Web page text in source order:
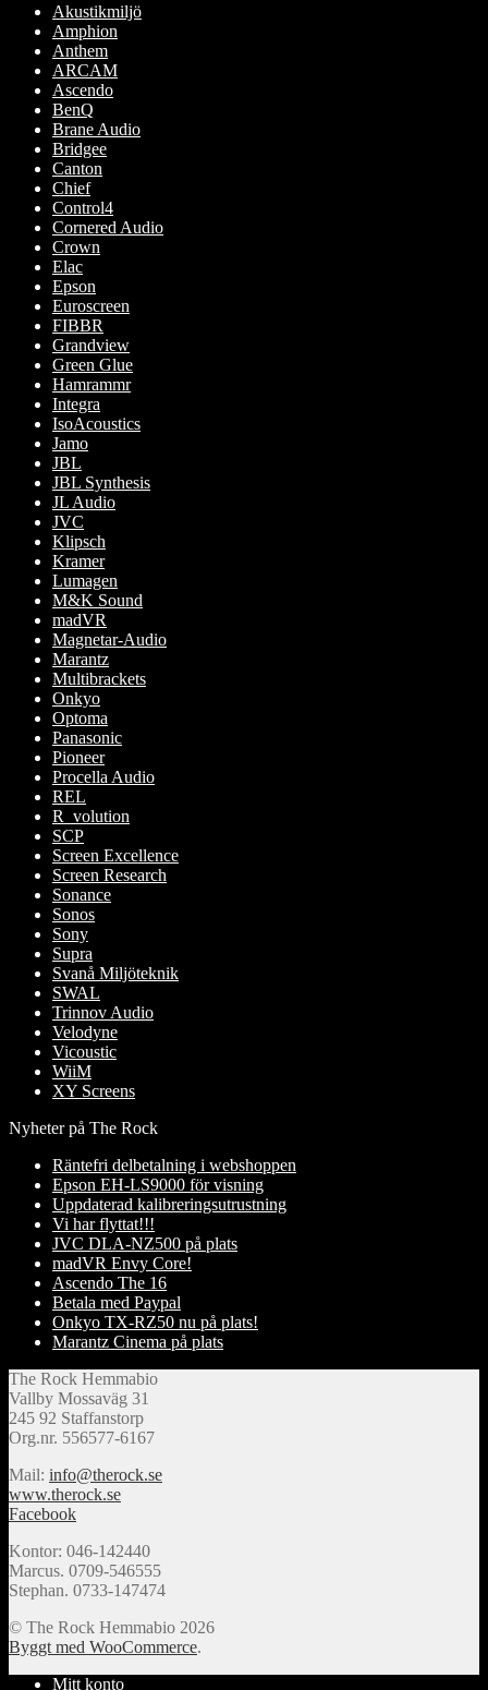
Akustikmiljö
Amphion
Anthem
ARCAM
Ascendo
BenQ
Brane Audio
Bridgee
Canton
Chief
Control4
Cornered Audio
Crown
Elac
Epson
Euroscreen
FIBBR
Grandview
Green Glue
Hamrammr
Integra
IsoAcoustics
Jamo
JBL
JBL Synthesis
JL Audio
JVC
Klipsch
Kramer
Lumagen
M&K Sound
madVR
Magnetar-Audio
Marantz
Multibrackets
Onkyo
Optoma
Panasonic
Pioneer
Procella Audio
REL
R_volution
SCP
Screen Excellence
Screen Research
Sonance
Sonos
Sony
Supra
Svanå Miljöteknik
SWAL
Trinnov Audio
Velodyne
Vicoustic
WiiM
XY Screens
Nyheter på The Rock
Räntefri delbetalning i webshoppen
Epson EH-LS9000 för visning
Uppdaterad kalibreringsutrustning
Vi har flyttat!!!
JVC DLA-NZ500 på plats
madVR Envy Core!
Ascendo The 16
Betala med Paypal
Onkyo TX-RZ50 nu på plats!
Marantz Cinema på plats
The Rock Hemmabio
Vallby Mossaväg 31
245 92 Staffanstorp
Org.nr. 556577-6167
Mail: info@therock.se
www.therock.se
Facebook
Kontor: 046-142440
Marcus. 0709-546555
Stephan. 0733-147474
© The Rock Hemmabio 2026
Byggt med WooCommerce.
Mitt konto